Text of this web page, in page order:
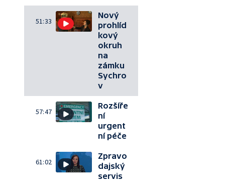
51:33
Nový
prohlíd
kový
okruh
na
zámku
Sychro
v
57:47
Rozšíře
ní
urgent
ní péče
61:02
Zpravo
dajský
servis